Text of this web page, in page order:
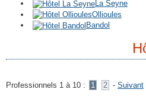
La Seyne
Ollioules
Bandol
Professionnels 1 à 10 : 1 2 - Suivant